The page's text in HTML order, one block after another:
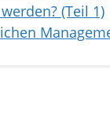
(Teil 1)